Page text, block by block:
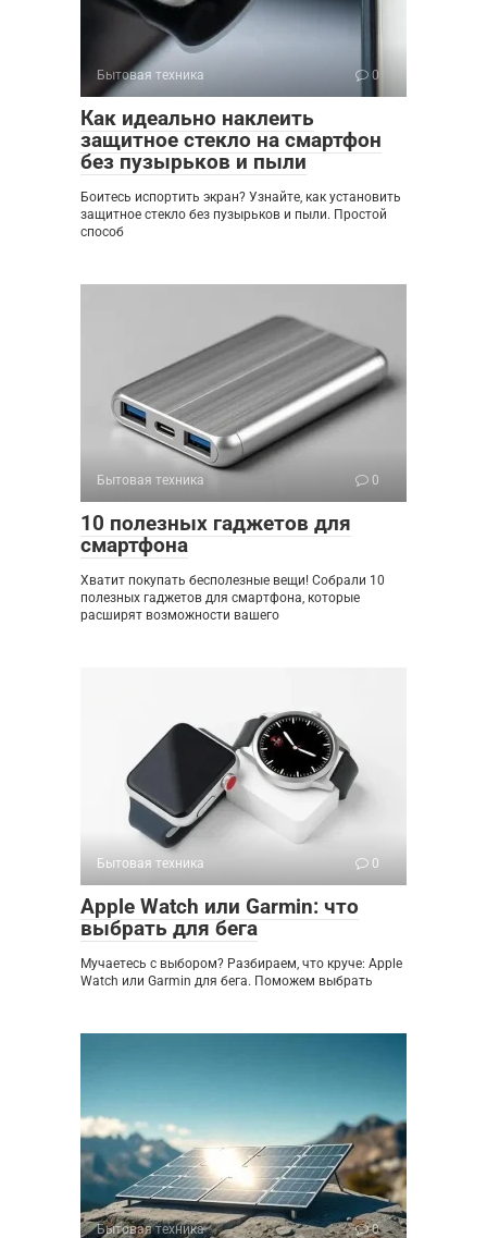
Бытовая техника 0
Как идеально наклеить
защитное стекло на смартфон
без пузырьков и пыли
Боитесь испортить экран? Узнайте, как установить
защитное стекло без пузырьков и пыли. Простой
способ
Бытовая техника 0
10 полезных гаджетов для
смартфона
Хватит покупать бесполезные вещи! Собрали 10
полезных гаджетов для смартфона, которые
расширят возможности вашего
Бытовая техника 0
Apple Watch или Garmin: что
выбрать для бега
Мучаетесь с выбором? Разбираем, что круче: Apple
Watch или Garmin для бега. Поможем выбрать
Бытовая техника 0